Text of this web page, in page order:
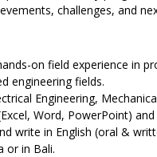
challenges, and
on field experience in
engineering fields.
Engineering,
Word, PowerPoint)
write in English (oral &
or in Bali.